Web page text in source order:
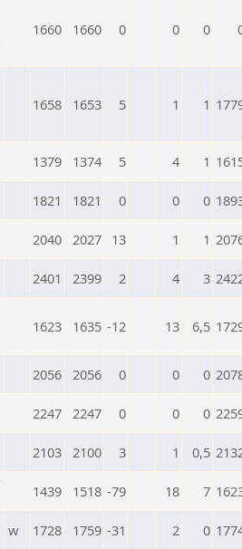
1660 1660 0 0 0
1658 1653 5 1 1
1379 1374 5 4 1
1821 1821 0 0 0
2040 2027 13 1 1
2401 2399 2 4 3
1623 1635 -12 13 6,5
2056 2056 0 0 0
2247 2247 0 0 0
2103 2100 3 1 0,5
1439 1518 -79 18 7
w 1728 1759 -31 2 0